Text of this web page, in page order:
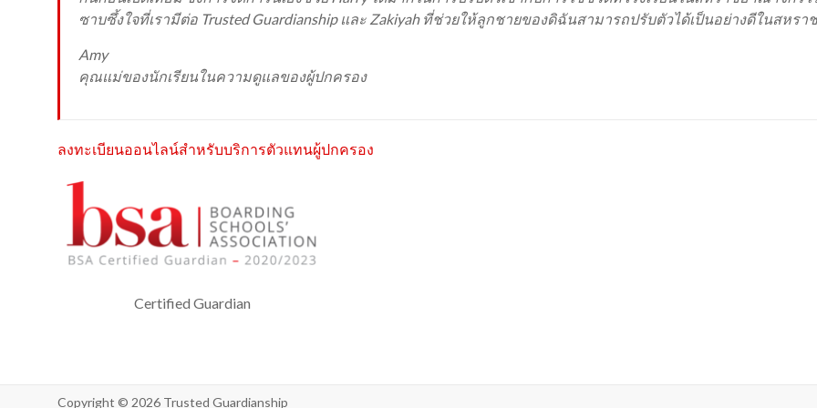
ซาบซึ้งใจที่เรามีต่อ Trusted Guardianship และ Zakiyah ที่ช่วยให้ลูกชายของดิฉันสามารถปรับตัวได้เป็นอย่างดีในสหร
Amy
คุณแม่ของนักเรียนในความดูแลของผู้ปกครอง
ลงทะเบียนออนไลน์สำหรับบริการตัวแทนผู้ปกครอง
Certified Guardian
Copyright © 2026 Trusted Guardianship